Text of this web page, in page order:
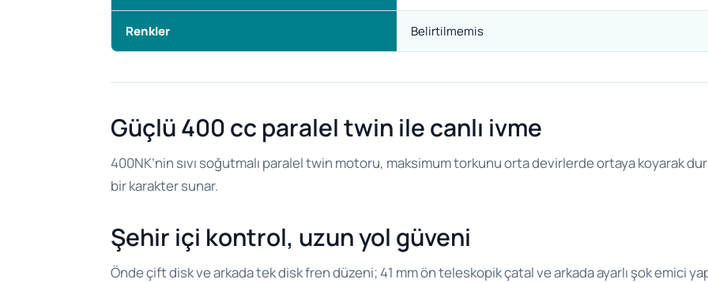
Renkler Belirtilmemis
Güçlü 400 cc paralel twin ile canlı ivme
400NK’nin sıvı soğutmalı paralel twin motoru, maksimum torkunu orta devirlerde ortaya koyarak
bir karakter sunar.
Şehir içi kontrol, uzun yol güveni
Önde çift disk ve arkada tek disk fren düzeni; 41 mm ön teleskopik çatal ve arkada ayarlı şok emici